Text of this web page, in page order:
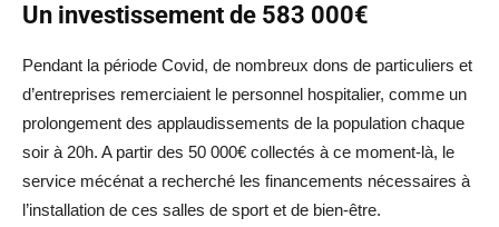
Un investissement de 583 000€
Pendant la période Covid, de nombreux dons de particuliers et
d’entreprises remerciaient le personnel hospitalier, comme un
prolongement des applaudissements de la population chaque
soir à 20h. A partir des 50 000€ collectés à ce moment-là, le
service mécénat a recherché les financements nécessaires à
l’installation de ces salles de sport et de bien-être.